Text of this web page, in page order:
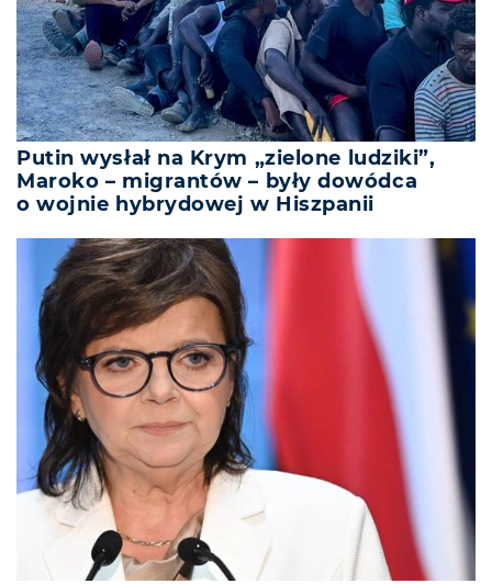
Putin wysłał na Krym „zielone ludziki”,
Maroko – migrantów – były dowódca
o wojnie hybrydowej w Hiszpanii